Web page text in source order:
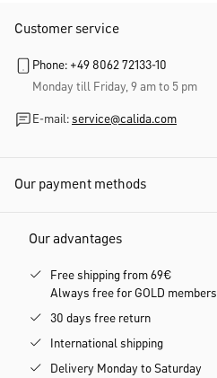
Customer service
Phone: +49 8062 72133-10
Monday till Friday, 9 am to 5 pm
E-mail: service@calida.com
Our payment methods
Our advantages
Free shipping from 69€
Always free for GOLD members
30 days free return
International shipping
Delivery Monday to Saturday